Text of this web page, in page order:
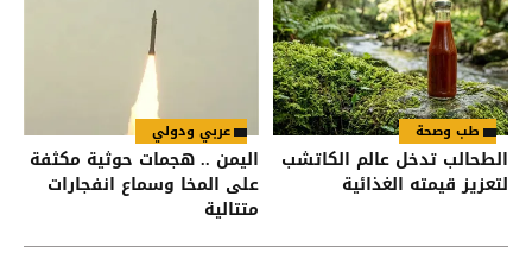
طب وصحة
الطحالب تدخل عالم الكاتشب
لتعزيز قيمته الغذائية
عربي ودولي
اليمن .. هجمات حوثية مكثفة
على المخا وسماع انفجارات
متتالية